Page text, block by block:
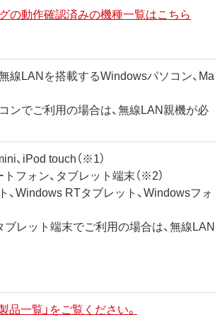
の動作確認済みの機種一覧はこちら
線LANを搭載するWindowsパソコン、Ma
ンでご利用の場合は、無線LAN親機が必
、iPod touch（※1）
フォン、タブレット端末（※2）
、Windows RTタブレット、Windowsフォ
レット端末でご利用の場合は、無線LAN
品一覧」をご覧ください。